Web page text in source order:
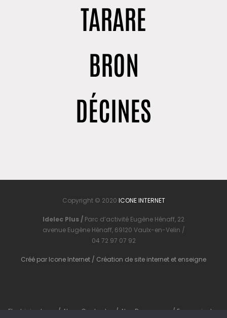
TARARE
BRON
DÉCINES
Copyright © 2020 ICONE INTERNET
Idelec Plus / Parc d’activité Eugène Hénaff, 22
avenue Eugène Hénaff, 69120 Vaulx-en-Velin /
04 72 97 07 92
Créé par Icone Internet / Création de site internet et enseigne
Electricien Lyon / Nous Contacter / Nos Ressources / En savoir plus